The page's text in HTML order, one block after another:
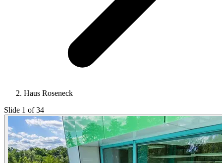
Haus Roseneck
Slide 1 of 34